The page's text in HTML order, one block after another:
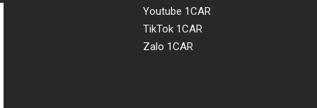
Youtube 1CAR
TikTok 1CAR
Zalo 1CAR